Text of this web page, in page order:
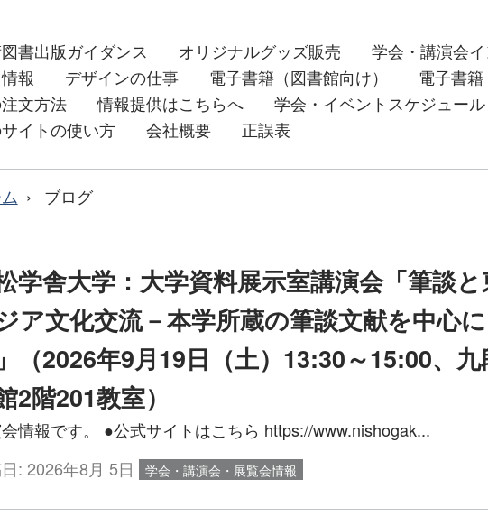
書出版ガイダンス オリジナルグッズ販売
学会・講演会
報
デザインの仕事 電子書籍（図書館向け） 電子書籍
文方法
情報提供はこちらへ 学会・イベントスケジュール
イトの使い方
会社概要 正誤表
ブログ
学舎大学：大学資料展示室講演会「筆談と
ア文化交流－本学所蔵の筆談文献を中心に
（2026年9月19日（土）13:30～15:00、九
2階201教室）
情報です。 ●公式サイトはこちら https://www.nishogak...
: 2026年8月 5日 学会・講演会・展覧会情報